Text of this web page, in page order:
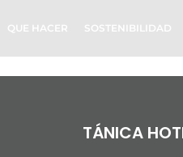
QUE HACER SOSTENIBILIDAD
TÁNICA